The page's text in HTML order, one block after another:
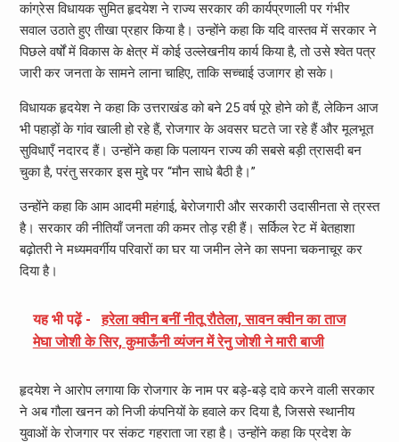
कांग्रेस विधायक सुमित हृदयेश ने राज्य सरकार की कार्यप्रणाली पर गंभीर
सवाल उठाते हुए तीखा प्रहार किया है। उन्होंने कहा कि यदि वास्तव में सरकार ने
पिछले वर्षों में विकास के क्षेत्र में कोई उल्लेखनीय कार्य किया है, तो उसे श्वेत पत्र
जारी कर जनता के सामने लाना चाहिए, ताकि सच्चाई उजागर हो सके।
विधायक हृदयेश ने कहा कि उत्तराखंड को बने 25 वर्ष पूरे होने को हैं, लेकिन आज
भी पहाड़ों के गांव खाली हो रहे हैं, रोजगार के अवसर घटते जा रहे हैं और मूलभूत
सुविधाएँ नदारद हैं। उन्होंने कहा कि पलायन राज्य की सबसे बड़ी त्रासदी बन
चुका है, परंतु सरकार इस मुद्दे पर “मौन साधे बैठी है।”
उन्होंने कहा कि आम आदमी महंगाई, बेरोजगारी और सरकारी उदासीनता से त्रस्त
है। सरकार की नीतियाँ जनता की कमर तोड़ रही हैं। सर्किल रेट में बेतहाशा
बढ़ोतरी ने मध्यमवर्गीय परिवारों का घर या जमीन लेने का सपना चकनाचूर कर
दिया है।
यह भी पढ़ें -
हरेला क्वीन बनीं नीतू रौतेला, सावन क्वीन का ताज
मेघा जोशी के सिर, कुमाऊँनी व्यंजन में रेनु जोशी ने मारी बाजी
हृदयेश ने आरोप लगाया कि रोजगार के नाम पर बड़े-बड़े दावे करने वाली सरकार
ने अब गौला खनन को निजी कंपनियों के हवाले कर दिया है, जिससे स्थानीय
युवाओं के रोजगार पर संकट गहराता जा रहा है। उन्होंने कहा कि प्रदेश के